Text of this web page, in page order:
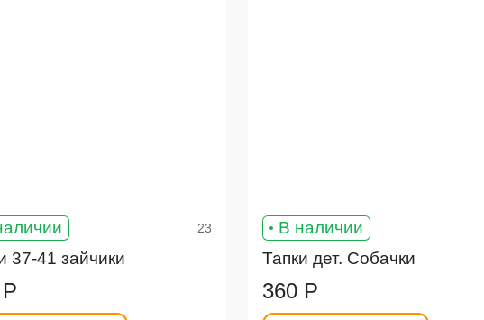
23
37-41 зайчики
В наличии
Тапки дет. Собачки
360 Р